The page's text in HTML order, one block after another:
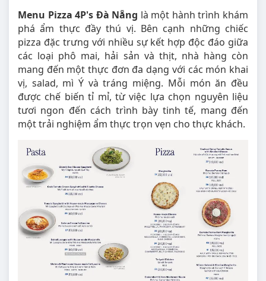
Menu Pizza 4P's Đà Nẵng là một hành trình khám
phá ẩm thực đầy thú vị. Bên cạnh những chiếc
pizza đặc trưng với nhiều sự kết hợp độc đáo giữa
các loại phô mai, hải sản và thịt, nhà hàng còn
mang đến một thực đơn đa dạng với các món khai
vị, salad, mì Ý và tráng miệng. Mỗi món ăn đều
được chế biến tỉ mỉ, từ việc lựa chọn nguyên liệu
tươi ngon đến cách trình bày tinh tế, mang đến
một trải nghiệm ẩm thực trọn vẹn cho thực khách.